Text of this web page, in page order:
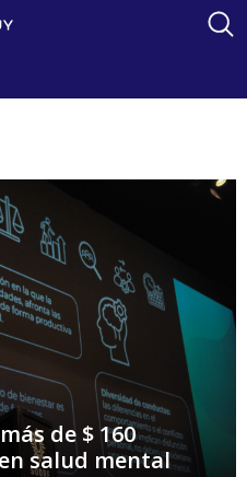
de $ 160
salud mental